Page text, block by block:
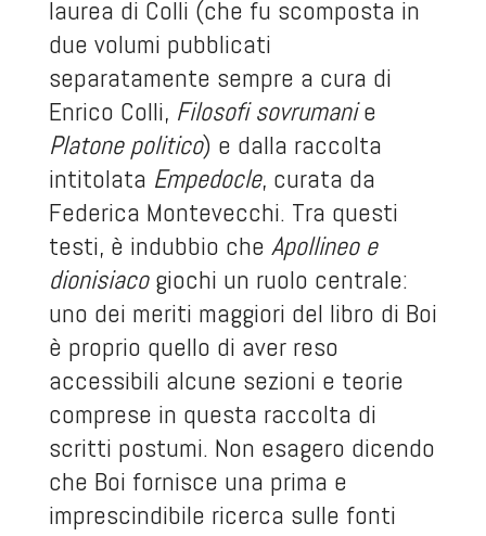
laurea di Colli (che fu scomposta in
due volumi pubblicati
separatamente sempre a cura di
Enrico Colli, Filosofi sovrumanie
Platone politico) e dalla raccolta
intitolata Empedocle, curata da
Federica Montevecchi. Tra questi
testi, è indubbio che Apollineo e
dionisiacogiochi un ruolo centrale:
uno dei meriti maggiori del libro di Boi
è proprio quello di aver reso
accessibili alcune sezioni e teorie
comprese in questa raccolta di
scritti postumi. Non esagero dicendo
che Boi fornisce una prima e
imprescindibile ricerca sulle fonti